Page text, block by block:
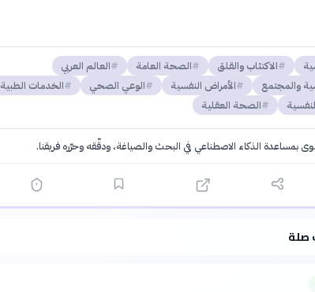
الاكتئاب والقلق الصحة العامة
العالم العربي
والمجتمع
الأمراض النفسية الوعي الصحي
الخدمات الطبية
الصحة العقلية
بمساعدة الذكاء الاصطناعي في البحث والصياغة، ودقّقه وحرّره فريقنا.
صلة